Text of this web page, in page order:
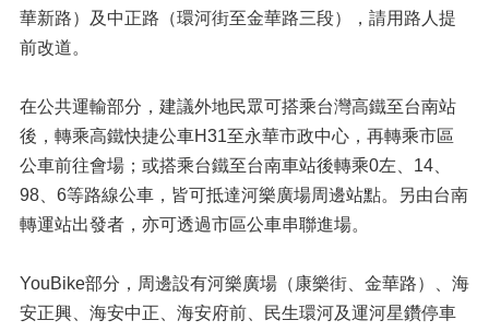
華新路）及中正路（環河街至金華路三段），請用路人提
前改道。
在公共運輸部分，建議外地民眾可搭乘台灣高鐵至台南站
後，轉乘高鐵快捷公車H31至永華市政中心，再轉乘市區
公車前往會場；或搭乘台鐵至台南車站後轉乘0左、14、
98、6等路線公車，皆可抵達河樂廣場周邊站點。另由台南
轉運站出發者，亦可透過市區公車串聯進場。
YouBike部分，周邊設有河樂廣場（康樂街、金華路）、海
安正興、海安中正、海安府前、民生環河及運河星鑽停車